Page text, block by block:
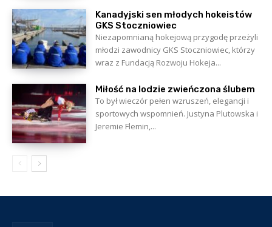
Kanadyjski sen młodych hokeistów
GKS Stoczniowiec
Niezapomnianą hokejową przygodę przeżyli
młodzi zawodnicy GKS Stoczniowiec, którzy
wraz z Fundacją Rozwoju Hokeja...
Miłość na lodzie zwieńczona ślubem
To był wieczór pełen wzruszeń, elegancji i
sportowych wspomnień. Justyna Plutowska i
Jeremie Flemin,...